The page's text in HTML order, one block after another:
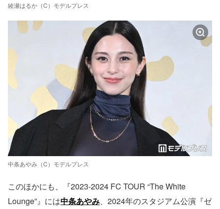
綾瀬はるか（C）モデルプレス
中条あやみ（C）モデルプレス
このほかにも、『2023-2024 FC TOUR “The White
Lounge”』には中条あやみ 、2024年のスタジアム公演『ゼ